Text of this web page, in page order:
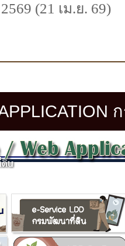
2569 (21 เม.ย. 69)